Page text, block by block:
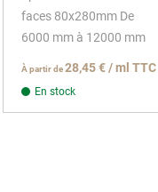
faces 80x280mm De
6000 mm à 12000 mm
À partir de 28,45 € / ml TTC
En stock